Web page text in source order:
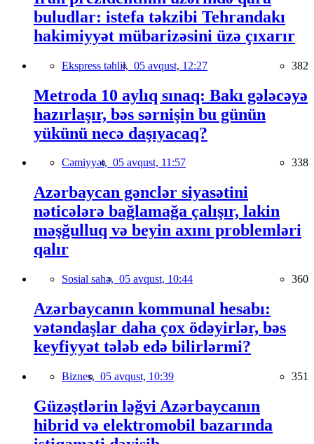
buludlar: istefa təkzibi Tehrandakı
hakimiyyət mübarizəsini üzə çıxarır
Ekspress təhlil, 05 avqust, 12:27 382
Metroda 10 aylıq sınaq: Bakı gələcəyə
hazırlaşır, bəs sərnişin bu günün
yükünü necə daşıyacaq?
Cəmiyyət, 05 avqust, 11:57 338
Azərbaycan gənclər siyasətini
nəticələrə bağlamağa çalışır, lakin
məşğulluq və beyin axını problemləri
qalır
Sosial sahə, 05 avqust, 10:44 360
Azərbaycanın kommunal hesabı:
vətəndaşlar daha çox ödəyirlər, bəs
keyfiyyət tələb edə bilirlərmi?
Biznes, 05 avqust, 10:39 351
Güzəştlərin ləğvi Azərbaycanın
hibrid və elektromobil bazarında